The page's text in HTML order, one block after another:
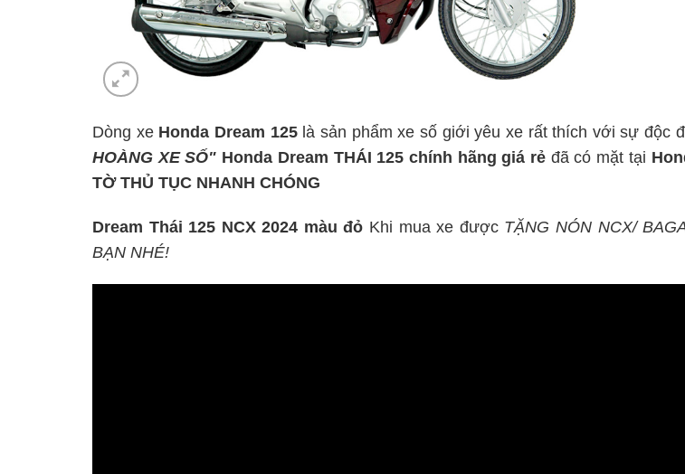
Dòng xe Honda Dream 125 là sản phẩm xe số giới yêu xe rất thích với sự độc
HOÀNG XE SỐ" Honda Dream THÁI 125 chính hãng giá rẻ đã có mặt tại
TỜ THỦ TỤC NHANH CHÓNG
Dream Thái 125 NCX 2024 màu đỏ Khi mua xe được TẶNG NÓN NCX/
BẠN NHÉ!